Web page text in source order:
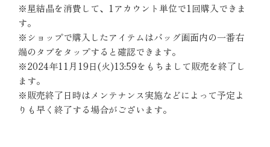
※星結晶を消費して、1アカウント単位で1回購入できま
す。
※ショップで購入したアイテムはバッグ画面内の一番右
端のタブをタップすると確認できます。
※2024年11月19日(火)13:59をもちまして販売を終了し
ます。
※販売終了日時はメンテナンス実施などによって予定よ
りも早く終了する場合がございます。